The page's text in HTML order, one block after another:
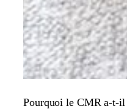
Pourquoi le CMR a-t-il